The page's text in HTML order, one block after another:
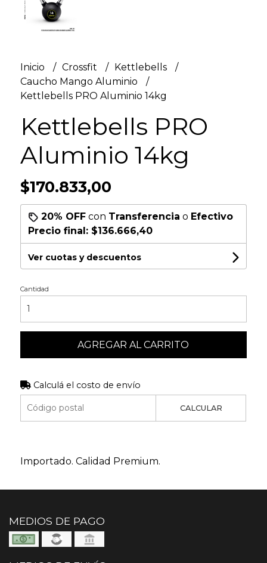
Inicio Crossfit
Kettlebells
Caucho Mango Aluminio
Kettlebells PRO Aluminio 14kg
Kettlebells PRO
Aluminio 14kg
$170.833,00
20% OFFcon Transferencia o Efectivo
Precio final: $136.666,40
Ver cuotas y descuentos
Cantidad
AGREGAR AL CARRITO
Calculá el costo de envío
CALCULAR
Importado. Calidad Premium.
MEDIOS DE PAGO